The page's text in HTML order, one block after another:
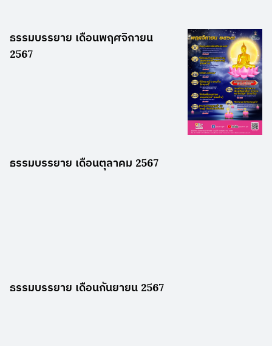
ธรรมบรรยาย เดือนพฤศจิกายน
2567
ธรรมบรรยาย เดือนตุลาคม 2567
ธรรมบรรยาย เดือนกันยายน 2567